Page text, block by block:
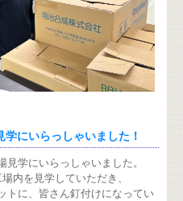
にいらっしゃいました！
学にいらっしゃいました。
内を見学していただき、
トに、皆さん釘付けになってい